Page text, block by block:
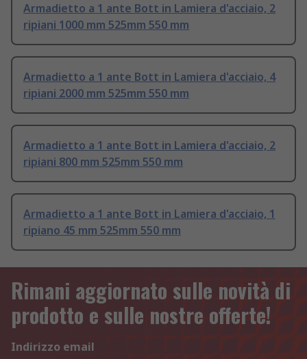
Armadietto a 1 ante Bott in Lamiera d'acciaio, 2
ripiani 1000 mm 525mm 550 mm
Armadietto a 1 ante Bott in Lamiera d'acciaio, 4
ripiani 2000 mm 525mm 550 mm
Armadietto a 1 ante Bott in Lamiera d'acciaio, 2
ripiani 800 mm 525mm 550 mm
Armadietto a 1 ante Bott in Lamiera d'acciaio, 1
ripiano 45 mm 525mm 550 mm
Rimani aggiornato sulle novità di
prodotto e sulle nostre offerte!
Indirizzo email